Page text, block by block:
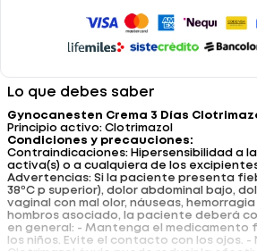
Lo que debes saber
Gynocanesten Crema 3 Días
Principio activo: Clotrimazol
Condiciones y precauciones:
Contraindicaciones: Hipersensibilidad a
activa(s) o a cualquiera de los
Advertencias: Si la paciente presenta
38ºC p superior), dolor abdominal bajo,
vaginal con mal olor, náuseas,
hombros asociado, la paciente deberá
en general: - Mantenga el medicamento
los niños. Evite el contacto con los ojos. -